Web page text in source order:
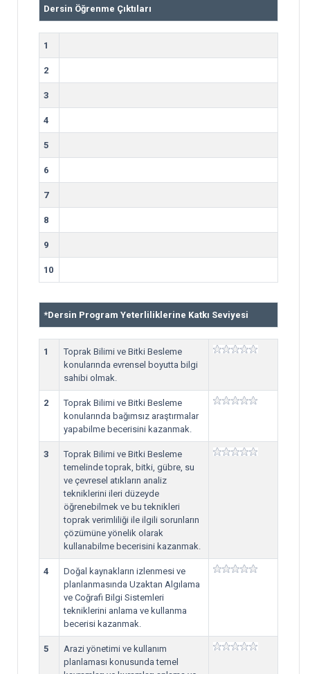
Dersin Öğrenme Çıktıları
1
2
3
4
5
6
7
8
9
10
*Dersin Program Yeterliliklerine Katkı Seviyesi
1
Toprak Bilimi ve Bitki Besleme
konularında evrensel boyutta bilgi
sahibi olmak.
2
Toprak Bilimi ve Bitki Besleme
konularında bağımsız araştırmalar
yapabilme becerisini kazanmak.
3
Toprak Bilimi ve Bitki Besleme
temelinde toprak, bitki, gübre, su
ve çevresel atıkların analiz
tekniklerini ileri düzeyde
öğrenebilmek ve bu teknikleri
toprak verimliliği ile ilgili sorunların
çözümüne yönelik olarak
kullanabilme becerisini kazanmak.
4
Doğal kaynakların izlenmesi ve
planlanmasında Uzaktan Algılama
ve Coğrafi Bilgi Sistemleri
tekniklerini anlama ve kullanma
becerisi kazanmak.
5
Arazi yönetimi ve kullanım
planlaması konusunda temel